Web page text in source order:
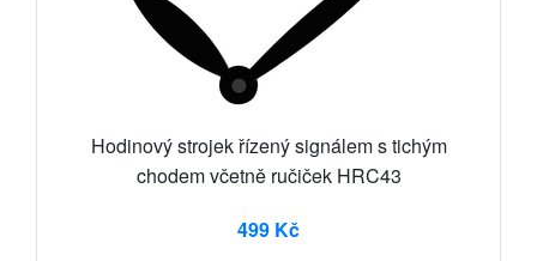
Hodinový strojek řízený signálem s tichým
chodem včetně ručiček HRC43
499 Kč